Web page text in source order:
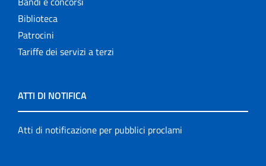
Biblioteca
Patrocini
Tariffe dei servizi a terzi
ATTI DI NOTIFICA
Atti di notificazione per pubblici proclami